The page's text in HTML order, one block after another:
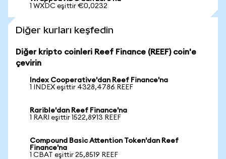
1 WXDC eşittir €0,0232
Diğer kurları keşfedin
Diğer kripto coinleri Reef Finance (REEF) coin'e
çevirin
Index Cooperative'dan Reef Finance'na
1 INDEX eşittir 4328,4786 REEF
Rarible'dan Reef Finance'na
1 RARI eşittir 1522,8913 REEF
Compound Basic Attention Token'dan Reef
Finance'na
1 CBAT eşittir 25,8519 REEF